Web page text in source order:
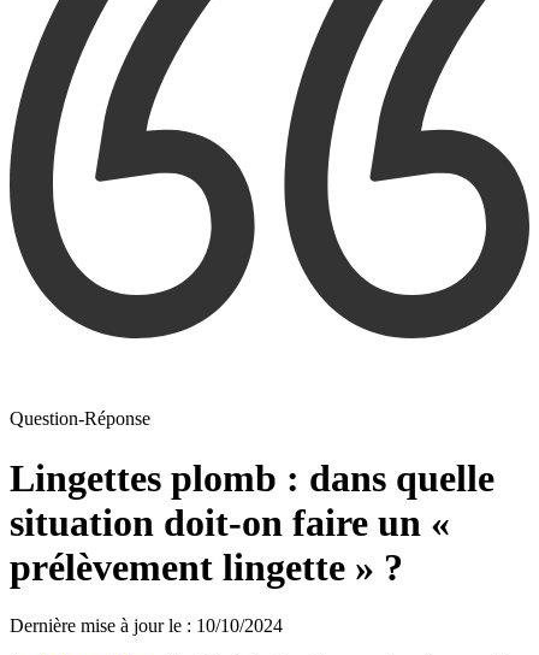
Question-Réponse
Lingettes plomb : dans quelle
situation doit-on faire un «
prélèvement lingette » ?
Dernière mise à jour le : 10/10/2024